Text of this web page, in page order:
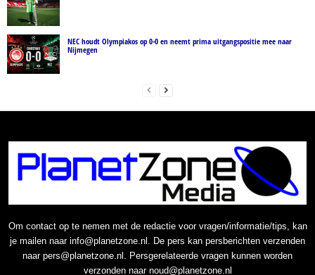
NEC houdt Olympiakos op 0-0 en neemt prima uitgangspositie mee naar
Nijmegen
Om contact op te nemen met de redactie voor vragen/informatie/tips, kan
je mailen naar info@planetzone.nl. De pers kan persberichten verzenden
naar pers@planetzone.nl. Persgerelateerde vragen kunnen worden
verzonden naar noud@planetzone.nl